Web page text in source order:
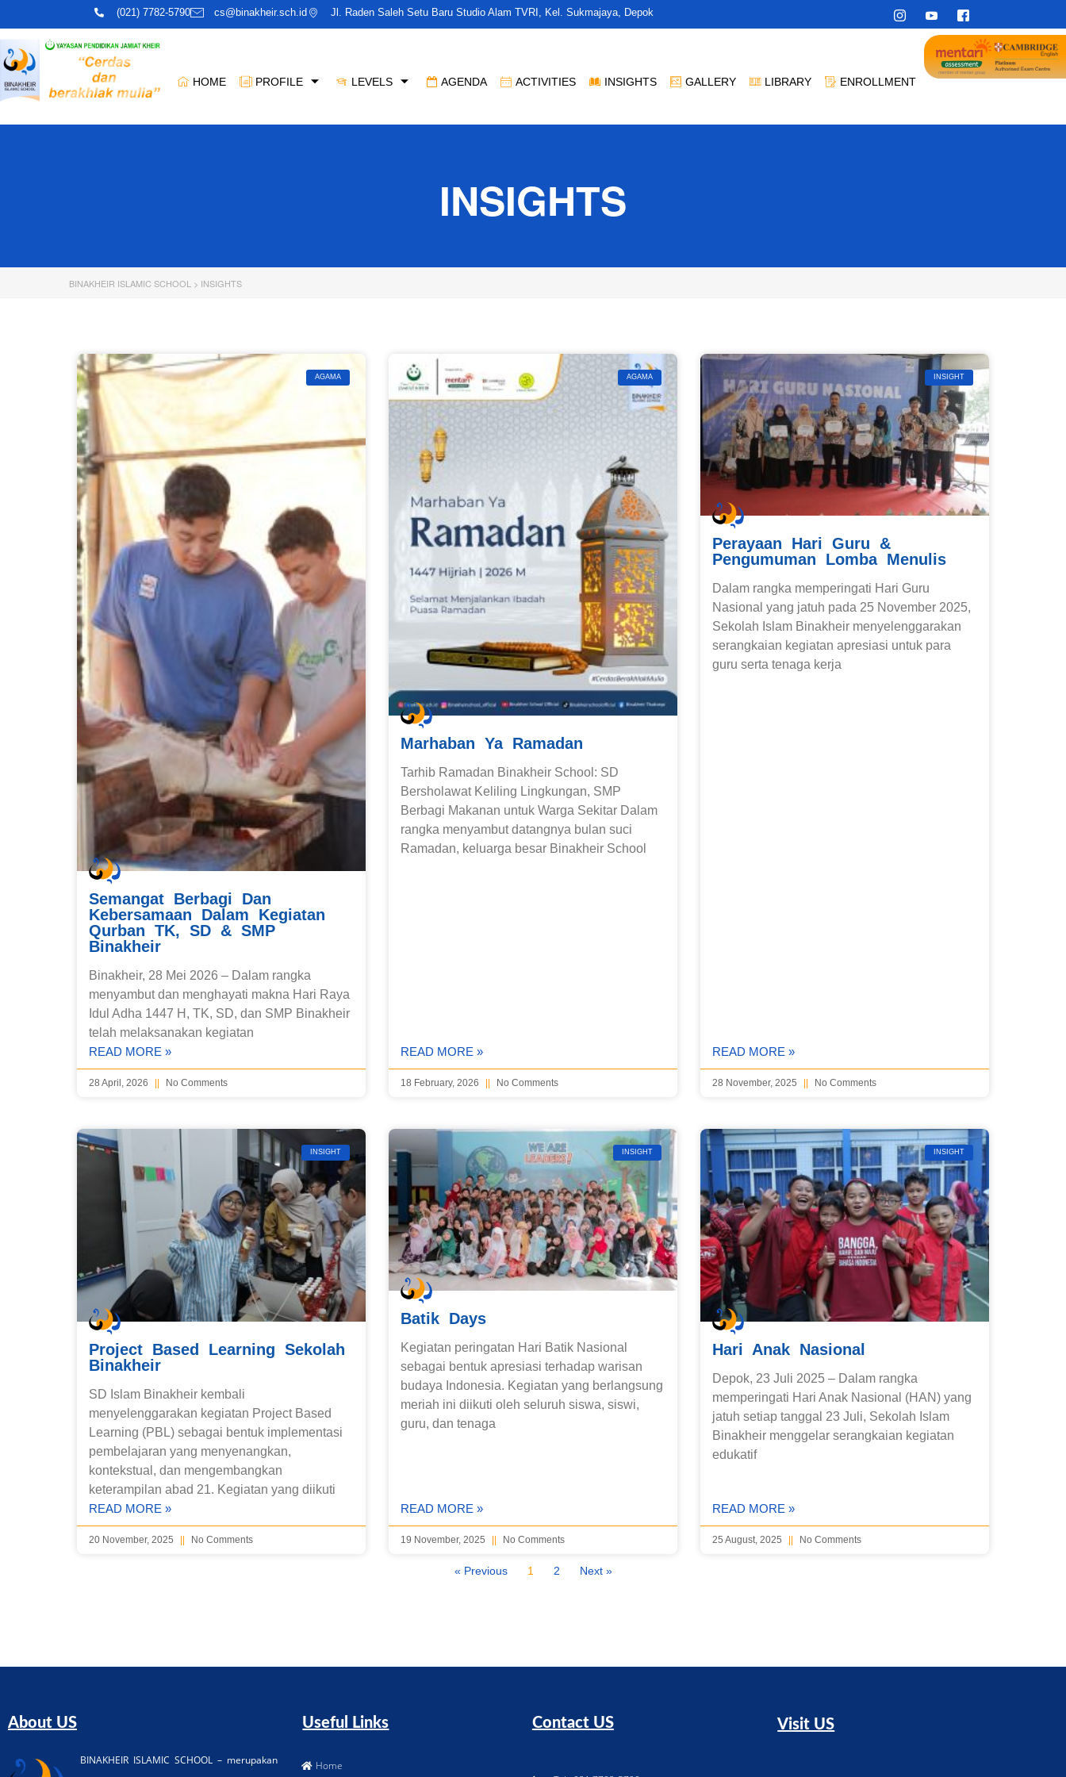
(021) 7782-5790 cs@binakheir.sch.id Jl. Raden Saleh Setu Baru Studio Alam TVRI, Kel. Sukmajaya, Depok
HOME PROFILE LEVELS AGENDA ACTIVITIES INSIGHTS GALLERY LIBRARY ENROLLMENT
INSIGHTS
BINAKHEIR ISLAMIC SCHOOL > INSIGHTS
AGAMA
Semangat Berbagi Dan
Kebersamaan Dalam Kegiatan
Qurban TK, SD & SMP
Binakheir
Binakheir, 28 Mei 2026 – Dalam rangka
menyambut dan menghayati makna Hari Raya
Idul Adha 1447 H, TK, SD, dan SMP Binakheir
telah melaksanakan kegiatan
READ MORE »
28 April, 2026 No Comments
AGAMA
Marhaban Ya Ramadan
Tarhib Ramadan Binakheir School: SD
Bersholawat Keliling Lingkungan, SMP
Berbagi Makanan untuk Warga Sekitar Dalam
rangka menyambut datangnya bulan suci
Ramadan, keluarga besar Binakheir School
READ MORE »
18 February, 2026 No Comments
INSIGHT
Perayaan Hari Guru &
Pengumuman Lomba Menulis
Dalam rangka memperingati Hari Guru
Nasional yang jatuh pada 25 November 2025,
Sekolah Islam Binakheir menyelenggarakan
serangkaian kegiatan apresiasi untuk para
guru serta tenaga kerja
READ MORE »
28 November, 2025 No Comments
INSIGHT
Project Based Learning Sekolah
Binakheir
SD Islam Binakheir kembali
menyelenggarakan kegiatan Project Based
Learning (PBL) sebagai bentuk implementasi
pembelajaran yang menyenangkan,
kontekstual, dan mengembangkan
keterampilan abad 21. Kegiatan yang diikuti
READ MORE »
20 November, 2025 No Comments
INSIGHT
Batik Days
Kegiatan peringatan Hari Batik Nasional
sebagai bentuk apresiasi terhadap warisan
budaya Indonesia. Kegiatan yang berlangsung
meriah ini diikuti oleh seluruh siswa, siswi,
guru, dan tenaga
READ MORE »
19 November, 2025 No Comments
INSIGHT
Hari Anak Nasional
Depok, 23 Juli 2025 – Dalam rangka
memperingati Hari Anak Nasional (HAN) yang
jatuh setiap tanggal 23 Juli, Sekolah Islam
Binakheir menggelar serangkaian kegiatan
edukatif
READ MORE »
25 August, 2025 No Comments
« Previous 1 2 Next »
About US
BINAKHEIR ISLAMIC SCHOOL – merupakan
Useful Links
Home
Contact US Visit US